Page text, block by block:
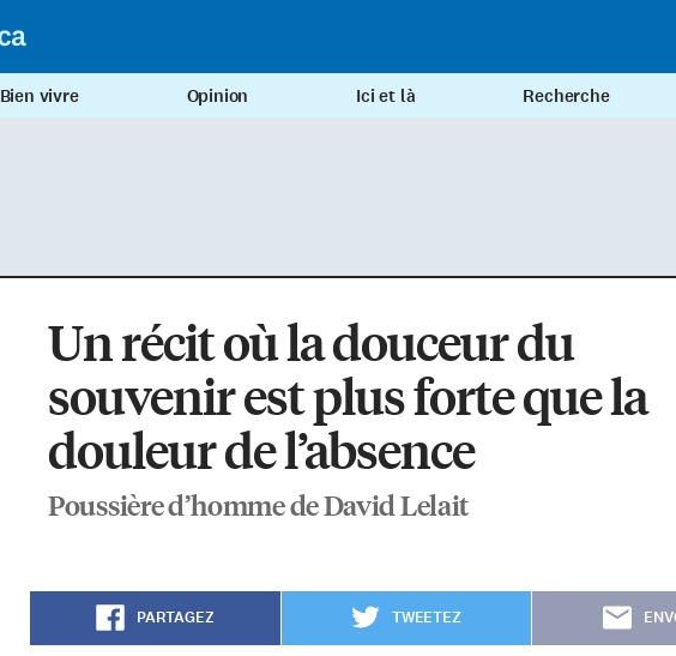
Bien vivre Opinion Ici et là Recherche
Un récit où la douceur du
souvenir est plus forte que la
douleur de l’absence
Poussière d’homme de David Lelait
PARTAGEZ TWEETEZ